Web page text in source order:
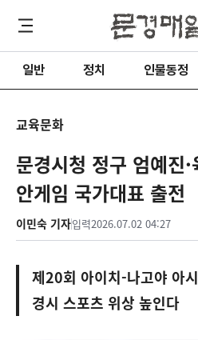
일반 정치 인물동정
교육문화
문경시청 정구 엄예진
안게임 국가대표 출전
이민숙 기자입력2026.07.02 04:27
제20회 아이치-나고야 아
경시 스포츠 위상 높인다